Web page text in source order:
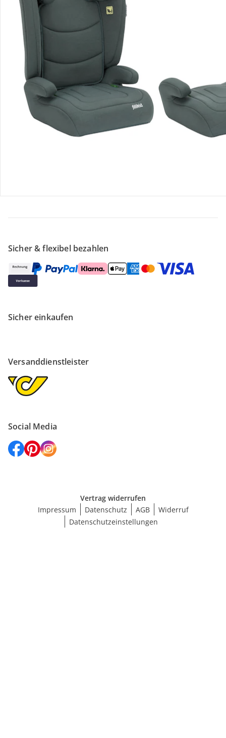
Bestellung & Lieferung
Retoure & Reklamation
Gutscheine & Aktionen
Kontakt & Service
Sicher & flexibel bezahlen
Sicher einkaufen
Versanddienstleister
Social Media
Vertrag widerrufen
Impressum
Datenschutz AGB
Widerruf
Datenschutzeinstellungen